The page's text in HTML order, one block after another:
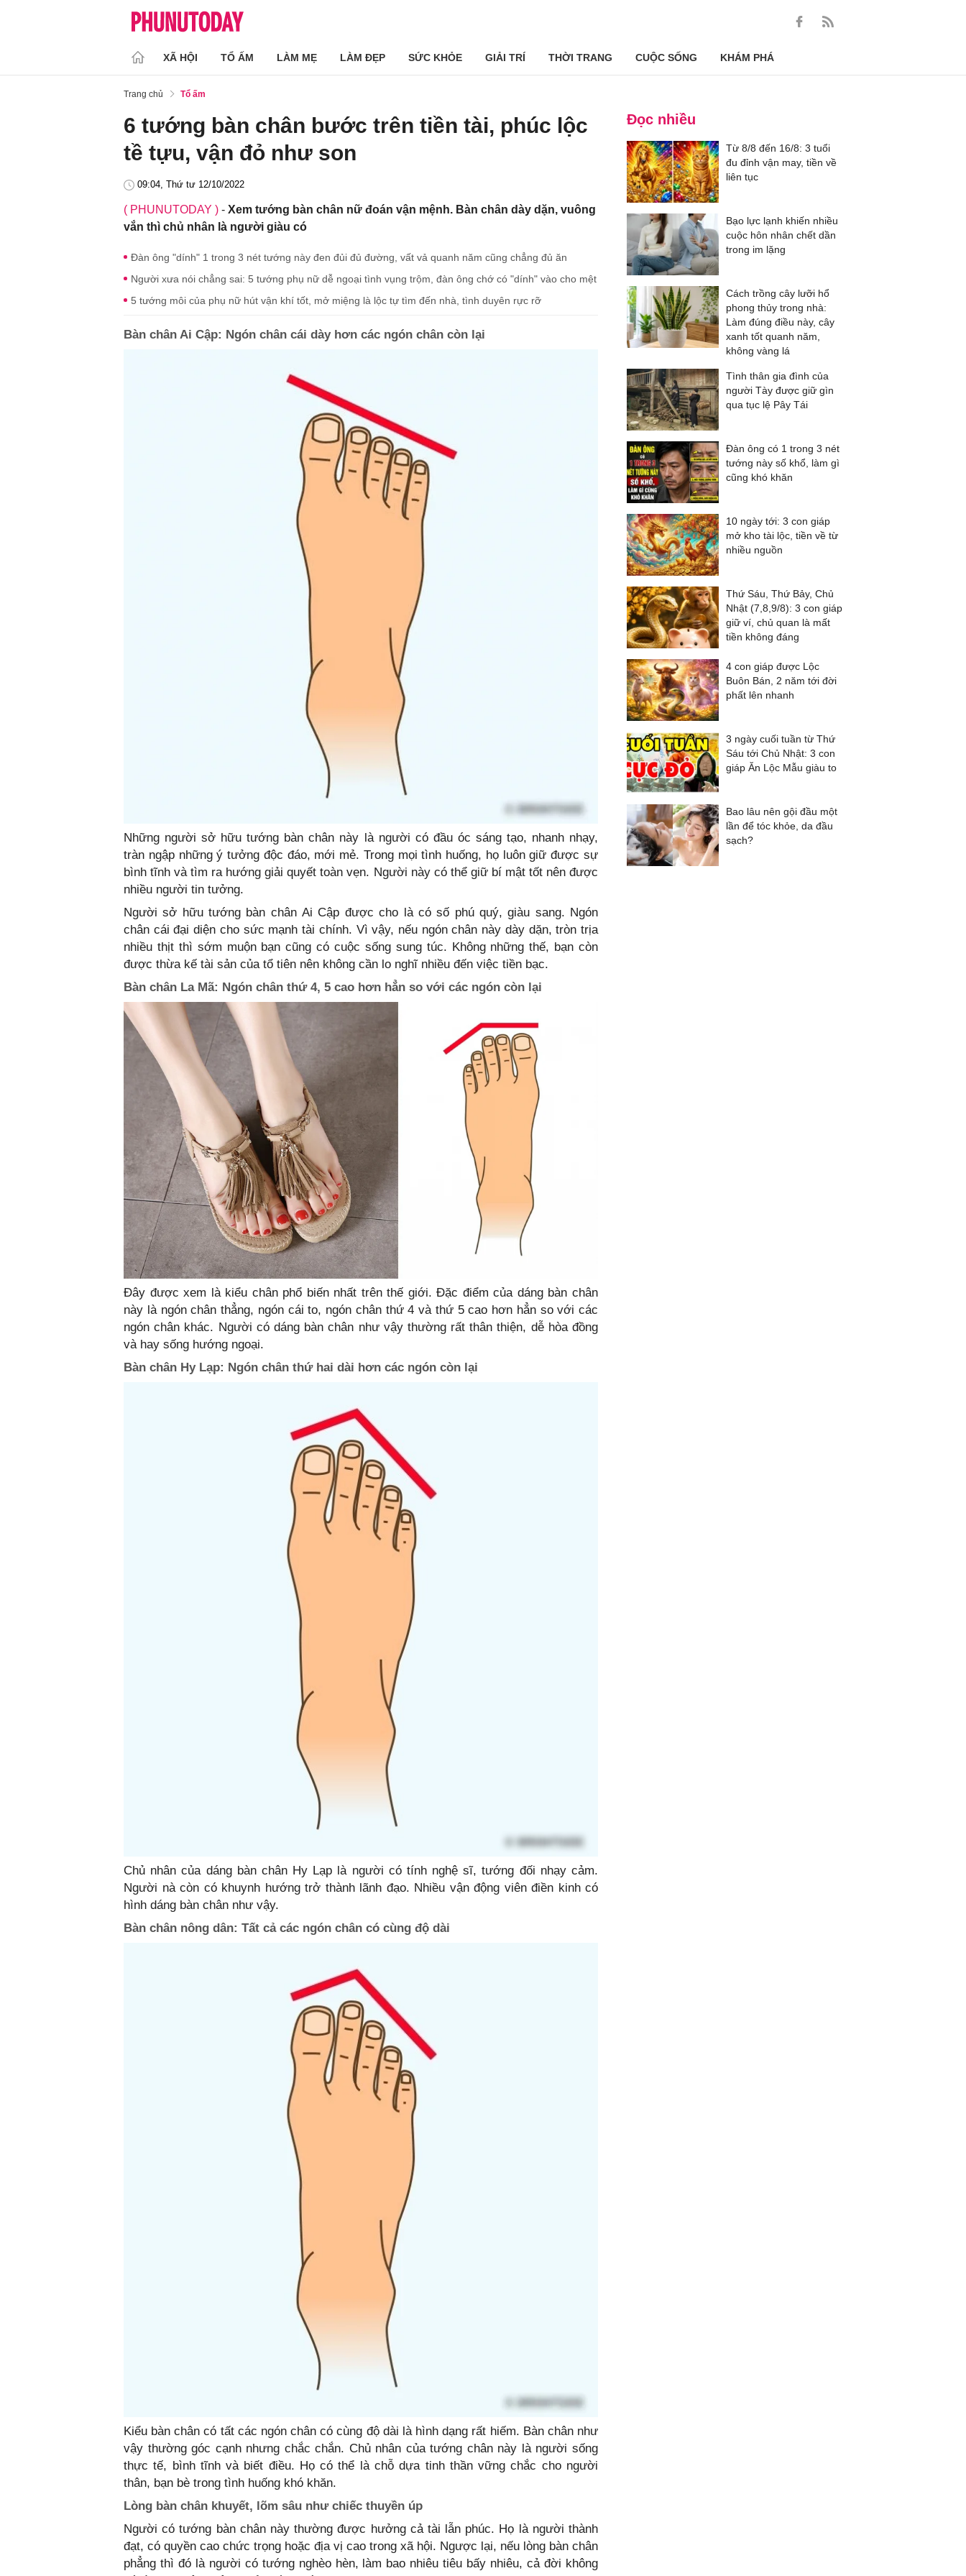
XÃ HỘI TỔ ẤM LÀM MẸ LÀM ĐẸP SỨC KHỎE GIẢI TRÍ THỜI TRANG CUỘC SỐNG KHÁM PHÁ
Trang chủ Tổ ấm
6 tướng bàn chân bước trên tiền tài, phúc lộc
tề tựu, vận đỏ như son
09:04, Thứ tư 12/10/2022
( PHUNUTODAY ) - Xem tướng bàn chân nữ đoán vận mệnh. Bàn chân dày dặn, vuông
vắn thì chủ nhân là người giàu có
Đàn ông "dính" 1 trong 3 nét tướng này đen đủi đủ đường, vất vả quanh năm cũng chẳng đủ ăn
Người xưa nói chẳng sai: 5 tướng phụ nữ dễ ngoại tình vụng trộm, đàn ông chớ có "dính" vào cho mệt
5 tướng môi của phụ nữ hút vận khí tốt, mở miệng là lộc tự tìm đến nhà, tình duyên rực rỡ
Bàn chân Ai Cập: Ngón chân cái dày hơn các ngón chân còn lại
Những người sở hữu tướng bàn chân này là người có đầu óc sáng tạo, nhanh nhạy,
tràn ngập những ý tưởng độc đáo, mới mẻ. Trong mọi tình huống, họ luôn giữ được sự
bình tĩnh và tìm ra hướng giải quyết toàn vẹn. Người này có thể giữ bí mật tốt nên được
nhiều người tin tưởng.
Người sở hữu tướng bàn chân Ai Cập được cho là có số phú quý, giàu sang. Ngón
chân cái đại diện cho sức mạnh tài chính. Vì vậy, nếu ngón chân này dày dặn, tròn trịa
nhiều thịt thì sớm muộn bạn cũng có cuộc sống sung túc. Không những thế, bạn còn
được thừa kế tài sản của tổ tiên nên không cần lo nghĩ nhiều đến việc tiền bạc.
Bàn chân La Mã: Ngón chân thứ 4, 5 cao hơn hẳn so với các ngón còn lại
Đây được xem là kiểu chân phổ biến nhất trên thế giới. Đặc điểm của dáng bàn chân
này là ngón chân thẳng, ngón cái to, ngón chân thứ 4 và thứ 5 cao hơn hẳn so với các
ngón chân khác. Người có dáng bàn chân như vậy thường rất thân thiện, dễ hòa đồng
và hay sống hướng ngoại.
Bàn chân Hy Lạp: Ngón chân thứ hai dài hơn các ngón còn lại
Chủ nhân của dáng bàn chân Hy Lạp là người có tính nghệ sĩ, tướng đối nhạy cảm.
Người nà còn có khuynh hướng trở thành lãnh đạo. Nhiều vận động viên điền kinh có
hình dáng bàn chân như vậy.
Bàn chân nông dân: Tất cả các ngón chân có cùng độ dài
Kiểu bàn chân có tất các ngón chân có cùng độ dài là hình dạng rất hiếm. Bàn chân như
vậy thường góc cạnh nhưng chắc chắn. Chủ nhân của tướng chân này là người sống
thực tế, bình tĩnh và biết điều. Họ có thể là chỗ dựa tinh thần vững chắc cho người
thân, bạn bè trong tình huống khó khăn.
Lòng bàn chân khuyết, lõm sâu như chiếc thuyền úp
Người có tướng bàn chân này thường được hưởng cả tài lẫn phúc. Họ là người thành
đạt, có quyền cao chức trọng hoặc địa vị cao trong xã hội. Ngược lại, nếu lòng bàn chân
phẳng thì đó là người có tướng nghèo hèn, làm bao nhiêu tiêu bấy nhiêu, cả đời không
Đọc nhiều
Từ 8/8 đến 16/8: 3 tuổi
đu đỉnh vận may, tiền về
liên tục
Bạo lực lạnh khiến nhiều
cuộc hôn nhân chết dần
trong im lặng
Cách trồng cây lưỡi hổ
phong thủy trong nhà:
Làm đúng điều này, cây
xanh tốt quanh năm,
không vàng lá
Tình thân gia đình của
người Tày được giữ gìn
qua tục lệ Pây Tái
Đàn ông có 1 trong 3 nét
tướng này số khổ, làm gì
cũng khó khăn
10 ngày tới: 3 con giáp
mở kho tài lộc, tiền về từ
nhiều nguồn
Thứ Sáu, Thứ Bảy, Chủ
Nhật (7,8,9/8): 3 con giáp
giữ ví, chủ quan là mất
tiền không đáng
4 con giáp được Lộc
Buôn Bán, 2 năm tới đời
phất lên nhanh
3 ngày cuối tuần từ Thứ
Sáu tới Chủ Nhật: 3 con
giáp Ăn Lộc Mẫu giàu to
Bao lâu nên gội đầu một
lần để tóc khỏe, da đầu
sạch?